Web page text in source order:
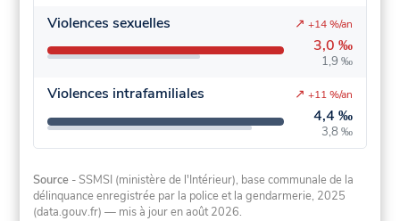
Violences sexuelles
3,0 ‰
1,9 ‰
↗ +14 %/an
Violences intrafamiliales
4,4 ‰
3,8 ‰
↗ +11 %/an
Source - SSMSI (ministère de l'Intérieur), base communale de la
délinquance enregistrée par la police et la gendarmerie, 2025
(data.gouv.fr) — mis à jour en août 2026.